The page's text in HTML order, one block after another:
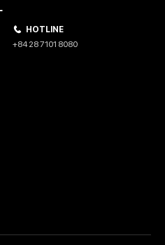
HOTLINE
+84 28 7101 8080